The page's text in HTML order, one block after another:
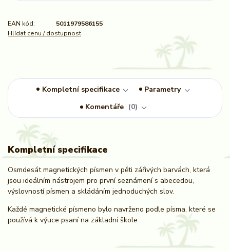
EAN kód:
5011979586155
Hlídat cenu / dostupnost
Kompletní specifikace
Parametry
Komentáře
0
Kompletní specifikace
Osmdesát magnetických písmen v pěti zářivých barvách, která
jsou ideálním nástrojem pro první seznámení s abecedou,
výslovností písmen a skládáním jednoduchých slov.
Každé magnetické písmeno bylo navrženo podle písma, které se
používá k výuce psaní na základní škole